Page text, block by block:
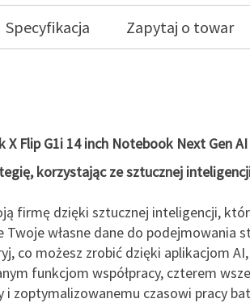
Specyfikacja Zapytaj o towar
X Flip G1i 14 inch Notebook Next Gen AI
korzystając ze sztucznej
firmę dzięki sztucznej inteligencji,
Twoje własne dane do podejmowania
co możesz zrobić dzięki aplikacjom AI,
funkcjom współpracy, czterem
i zoptymalizowanemu czasowi pracy